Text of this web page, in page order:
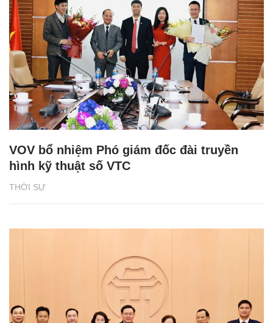
THỜI SỰ
VOV bổ nhiệm Phó giám đốc đài truyền
hình kỹ thuật số VTC